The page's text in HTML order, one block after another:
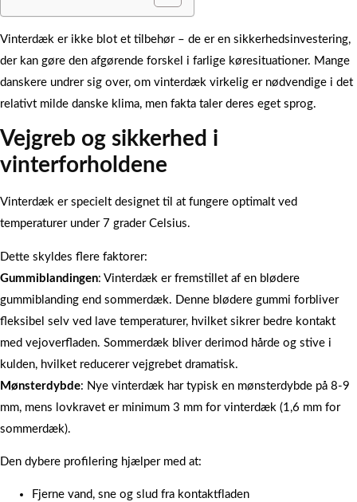
Vinterdæk er ikke blot et tilbehør – de er en sikkerhedsinvestering,
der kan gøre den afgørende forskel i farlige køresituationer. Mange
danskere undrer sig over, om vinterdæk virkelig er nødvendige i det
relativt milde danske klima, men fakta taler deres eget sprog.
Vejgreb og sikkerhed i
vinterforholdene
Vinterdæk er specielt designet til at fungere optimalt ved
temperaturer under 7 grader Celsius.
Dette skyldes flere faktorer:
Gummiblandingen: Vinterdæk er fremstillet af en blødere
gummiblanding end sommerdæk. Denne blødere gummi forbliver
fleksibel selv ved lave temperaturer, hvilket sikrer bedre kontakt
med vejoverfladen. Sommerdæk bliver derimod hårde og stive i
kulden, hvilket reducerer vejgrebet dramatisk.
Mønsterdybde: Nye vinterdæk har typisk en mønsterdybde på 8-9
mm, mens lovkravet er minimum 3 mm for vinterdæk (1,6 mm for
sommerdæk).
Den dybere profilering hjælper med at:
Fjerne vand, sne og slud fra kontaktfladen